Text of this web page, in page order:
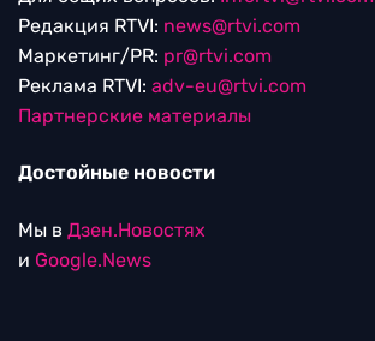
Редакция RTVI: news@rtvi.com
Маркетинг/PR: pr@rtvi.com
Реклама RTVI: adv-eu@rtvi.com
Партнерские материалы
Достойные новости
Мы в Дзен.Новостях
и Google.News